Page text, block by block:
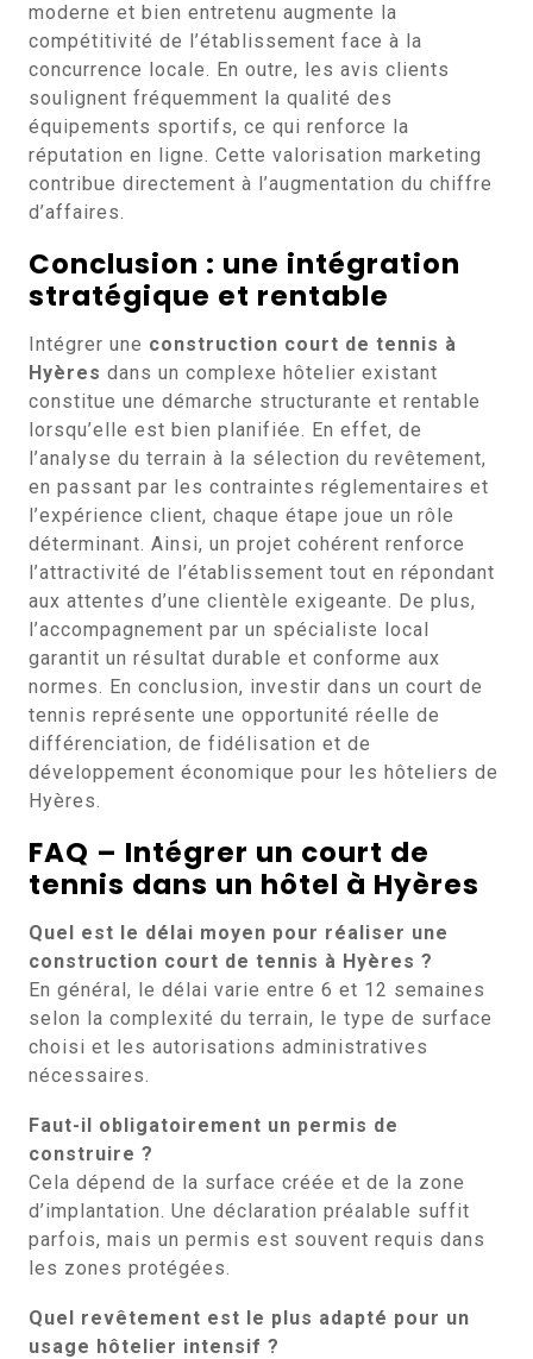
moderne et bien entretenu augmente la
compétitivité de l’établissement face à la
concurrence locale. En outre, les avis clients
soulignent fréquemment la qualité des
équipements sportifs, ce qui renforce la
réputation en ligne. Cette valorisation marketing
contribue directement à l’augmentation du chiffre
d’affaires.
Conclusion : une intégration
stratégique et rentable
Intégrer une construction court de tennis à
Hyères dans un complexe hôtelier existant
constitue une démarche structurante et rentable
lorsqu’elle est bien planifiée. En effet, de
l’analyse du terrain à la sélection du revêtement,
en passant par les contraintes réglementaires et
l’expérience client, chaque étape joue un rôle
déterminant. Ainsi, un projet cohérent renforce
l’attractivité de l’établissement tout en répondant
aux attentes d’une clientèle exigeante. De plus,
l’accompagnement par un spécialiste local
garantit un résultat durable et conforme aux
normes. En conclusion, investir dans un court de
tennis représente une opportunité réelle de
différenciation, de fidélisation et de
développement économique pour les hôteliers de
Hyères.
FAQ – Intégrer un court de
tennis dans un hôtel à Hyères
Quel est le délai moyen pour réaliser une
construction court de tennis à Hyères ?
En général, le délai varie entre 6 et 12 semaines
selon la complexité du terrain, le type de surface
choisi et les autorisations administratives
nécessaires.
Faut-il obligatoirement un permis de
construire ?
Cela dépend de la surface créée et de la zone
d’implantation. Une déclaration préalable suffit
parfois, mais un permis est souvent requis dans
les zones protégées.
Quel revêtement est le plus adapté pour un
usage hôtelier intensif ?